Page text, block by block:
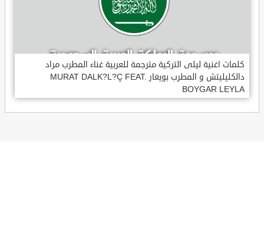
كلمات اغنية ليلى التركية مترجمة للعربية غناء المطرب مراد
دالكليليتش و المطرب بويغار MURAT DALK?L?Ç FEAT.
BOYGAR LEYLA